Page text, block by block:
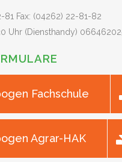
81 Fax: (04262) 22-81-82
Uhr (Diensthandy)
Fachschule
Agrar-HAK